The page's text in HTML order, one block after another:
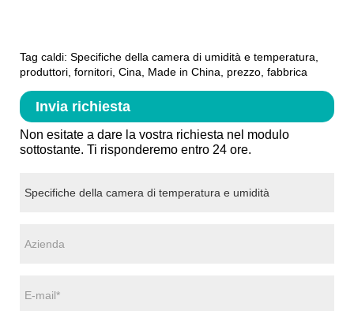
Tag caldi: Specifiche della camera di umidità e temperatura,
produttori, fornitori, Cina, Made in China, prezzo, fabbrica
Invia richiesta
Non esitate a dare la vostra richiesta nel modulo
sottostante. Ti risponderemo entro 24 ore.